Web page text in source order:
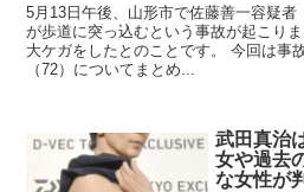
5月13日午後、山形市で佐藤善一容疑
が歩道に突っ込むという事故が起こり
大ケガをしたとのことです。 今回は事
（72）についてまとめ...
武田真治
女や過去
な女性が